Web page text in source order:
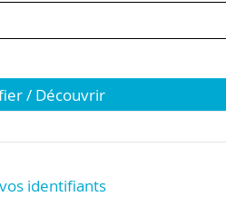
/ Découvrir
identifiants